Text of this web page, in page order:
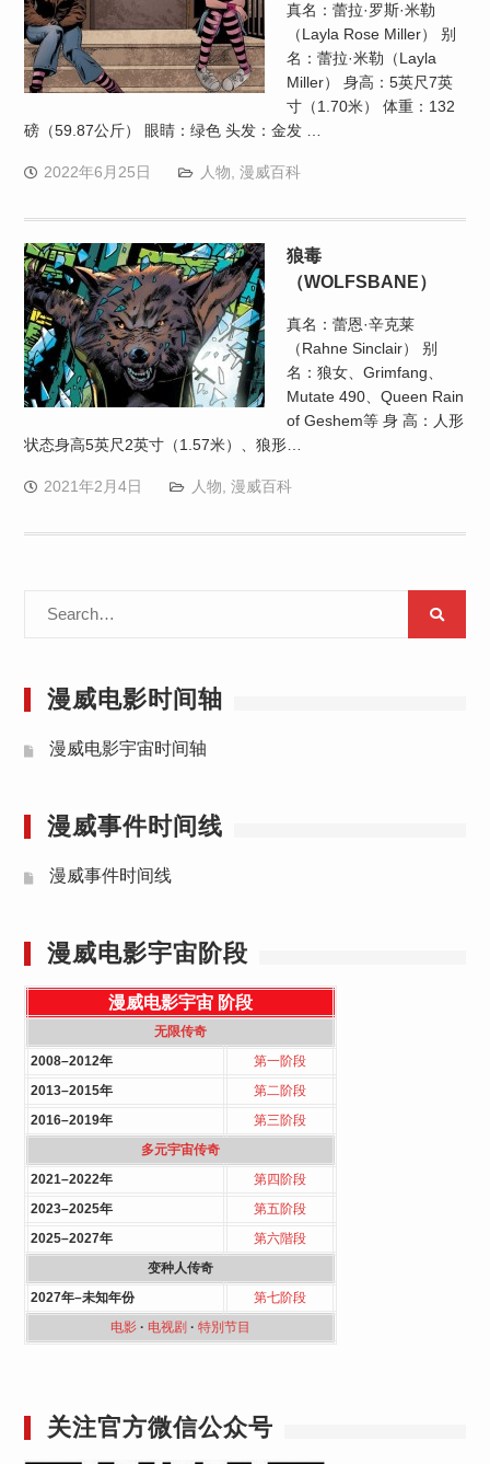
真名：蕾拉·罗斯·米勒
（Layla Rose Miller） 别
名：蕾拉·米勒（Layla
Miller） 身高：5英尺7英
寸（1.70米） 体重：132
磅（59.87公斤） 眼睛：绿色 头发：金发 …
2022年6月25日 人物 漫威百科
狼毒
（WOLFSBANE）
真名：蕾恩·辛克莱
（Rahne Sinclair） 别
名：狼女、Grimfang、
Mutate 490、Queen Rain
of Geshem等 身 高：人形
状态身高5英尺2英寸（1.57米）、狼形…
2021年2月4日 人物 漫威百科
漫威电影时间轴
漫威电影宇宙时间轴
漫威事件时间线
漫威事件时间线
漫威电影宇宙阶段
漫威电影宇宙 阶段
无限传奇
2008–2012年
第一阶段
2013–2015年
第二阶段
2016–2019年
第三阶段
多元宇宙传奇
2021–2022年
第四阶段
2023–2025年
第五阶段
2025–2027年
第六階段
变种人传奇
2027年–未知年份
第七阶段
电影· 电视剧 · 特別节目
关注官方微信公众号